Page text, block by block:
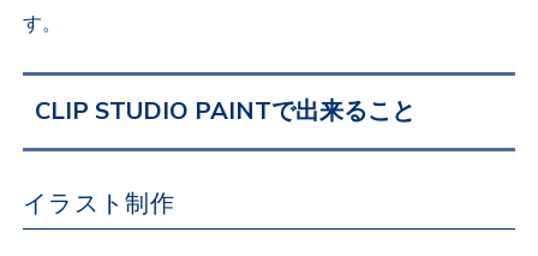
す。
CLIP STUDIO PAINTで出来ること
イラスト制作